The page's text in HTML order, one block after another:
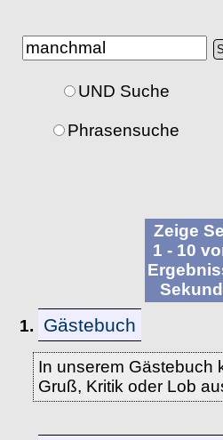
UND Suche
Phrasensuche
Zeige
1 - 10
1.
Gästebuch
In unserem Gästebuch
Gruß, Kritik oder Lob